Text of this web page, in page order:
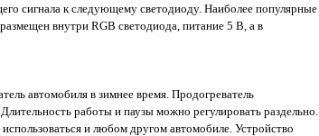
сигнала к следующему светодиоду. Наиболее популярные
внутри RGB светодиода, питание 5 В, а в
автомобиля в зимнее время. Продогреватель
работы и паузы можно регулировать раздельно.
и любом другом автомобиле. Устройство